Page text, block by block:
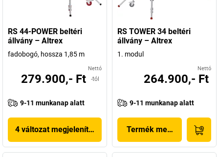
RS 44-POWER beltéri
állvány – Altrex
fadobogó, hossza 1,85 m
Nettó
279.900,- Ft -tól
9-11 munkanap alatt
4 változat megjelenítése
RS TOWER 34 beltéri
állvány – Altrex
1. modul
Nettó
264.900,- Ft
9-11 munkanap alatt
Termék megjelenítése